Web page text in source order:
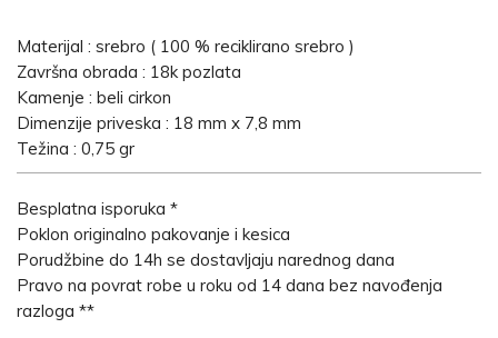
Materijal : srebro ( 100 % reciklirano srebro )
Završna obrada : 18k pozlata
Kamenje : beli cirkon
Dimenzije priveska : 18 mm x 7,8 mm
Težina : 0,75 gr
Besplatna isporuka *
Poklon originalno pakovanje i kesica
Porudžbine do 14h se dostavljaju narednog dana
Pravo na povrat robe u roku od 14 dana bez navođenja
razloga **